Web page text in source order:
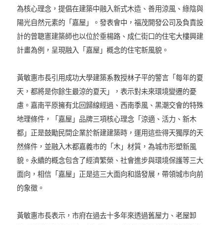
為核心理念，提倡在建築中融入新式木造、善用涼風、綠陰與
陽光自然元素的「嘉屋」。發表會中，福茂開發公司及負責設
計的曾聰憲建築師也以位於垂楊路、成仁街口的住宅大樓興建
計畫為例，呈現融入「嘉屋」概念的住宅新風貌。
黃敏惠市長引用成功大學建築系教授林子平的警言「每年的夏
天，都將是你餘生最涼的夏天」，表示對未來環境變遷的憂
慮。嘉南平原擁有北回歸線經過、西南季風、黑潮交會的特殊
地理條件，「嘉屋」品牌三項核心理念「涼適、活力、新木
都」正是鼓勵民間企業於新建建築時，運用這些得天獨厚的天
然條件，並融入木都嘉義市的「木」材質，為城市形塑新風
貌。永續的概念包含了經濟繁榮、社會進步與環境保護等三大
面向，相信「嘉屋」正是這三大面向和諧發展，帶領城市向前
的象徵。
黃敏惠市長表示，市府在過去十多年來透過舊屋力、老屋卸